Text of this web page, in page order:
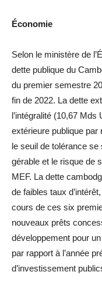
Économie
Selon le ministère de
dette publique du
du premier semestre
fin de 2022. La dette
l’intégralité (10,67
extérieure publique par
le seuil de tolérance
gérable et le risque de
MEF. La dette
de faibles taux
cours de ces six
nouveaux prêts
développement pour
par rapport à l’année
d’investissement